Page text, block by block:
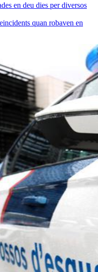
en deu dies per diversos
quan robaven en